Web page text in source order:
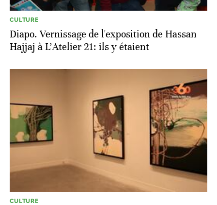
CULTURE
Diapo. Vernissage de l'exposition de Hassan
Hajjaj à L'Atelier 21: ils y étaient
CULTURE